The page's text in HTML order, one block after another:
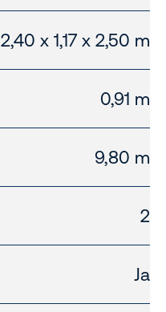
2,40 x 1,17 x 2,50 m
0,91 m
9,80 m
2
Ja